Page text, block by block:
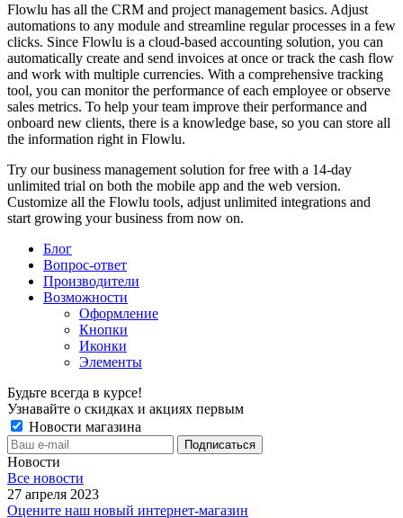
Flowlu has all the CRM and project management basics. Adjust
automations to any module and streamline regular processes in a few
clicks. Since Flowlu is a cloud-based accounting solution, you can
automatically create and send invoices at once or track the cash flow
and work with multiple currencies. With a comprehensive tracking
tool, you can monitor the performance of each employee or observe
sales metrics. To help your team improve their performance and
onboard new clients, there is a knowledge base, so you can store all
the information right in Flowlu.
Try our business management solution for free with a 14-day
unlimited trial on both the mobile app and the web version.
Customize all the Flowlu tools, adjust unlimited integrations and
start growing your business from now on.
Блог
Вопрос-ответ
Производители
Возможности
Оформление
Кнопки
Иконки
Элементы
Будьте всегда в курсе!
Узнавайте о скидках и акциях первым
Новости магазина
Новости
Все новости
27 апреля 2023
Оцените наш новый интернет-магазин